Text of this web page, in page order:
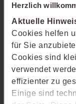
Herzlich
Aktuelle
Cookies helfen
für Sie
Cookies sind
verwendet
effizienter zu
Einige sind
Erhalten Sie einen
Möglichkeiten
Arbeitsprozesse